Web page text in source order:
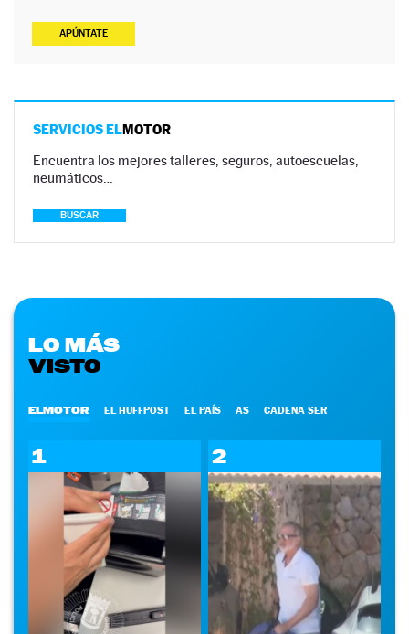
APÚNTATE
SERVICIOS ELMOTOR
Encuentra los mejores talleres, seguros, autoescuelas,
neumáticos…
BUSCAR
LO MÁS
VISTO
ELMOTOR EL HUFFPOST EL PAÍS AS CADENA SER
1 2